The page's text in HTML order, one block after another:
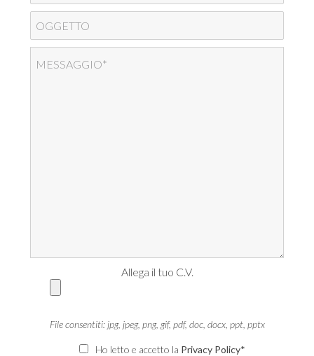
Allega il tuo C.V.
File consentiti: jpg, jpeg, png, gif, pdf, doc, docx, ppt, pptx
Ho letto e accetto la Privacy Policy*